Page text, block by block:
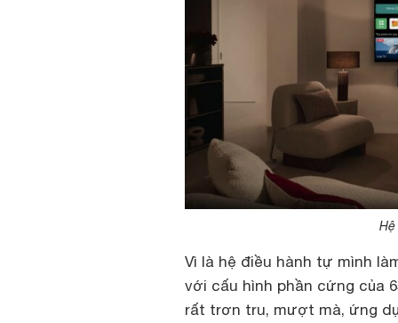
Hệ
Vì là hệ điều hành tự mình
với cấu hình phần cứng của
rất trơn tru, mượt mà, ứng